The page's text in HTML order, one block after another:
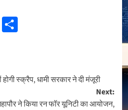
Share
स्क्रैप, धामी सरकार ने दी मंजूरी
Next:
ने किया रन फॉर यूनिटी का आयोजन,